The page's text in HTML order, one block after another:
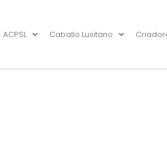
ACPSL Caballo Lusitano